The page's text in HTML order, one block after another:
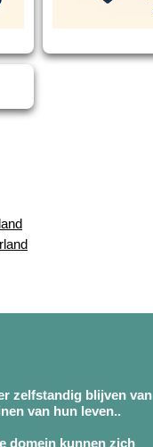
zelfstandig blijven van
van hun leven..
domein kunnen zich